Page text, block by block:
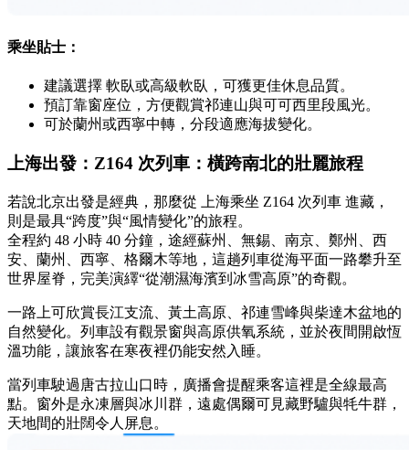
乘坐貼士：
建議選擇 軟臥或高級軟臥，可獲更佳休息品質。
預訂靠窗座位，方便觀賞祁連山與可可西里段風光。
可於蘭州或西寧中轉，分段適應海拔變化。
上海出發：Z164 次列車：橫跨南北的壯麗旅程
若說北京出發是經典，那麼從 上海乘坐 Z164 次列車 進藏，
則是最具“跨度”與“風情變化”的旅程。
全程約 48 小時 40 分鐘，途經蘇州、無錫、南京、鄭州、西
安、蘭州、西寧、格爾木等地，這趟列車從海平面一路攀升至
世界屋脊，完美演繹“從潮濕海濱到冰雪高原”的奇觀。
一路上可欣賞長江支流、黃土高原、祁連雪峰與柴達木盆地的
自然變化。列車設有觀景窗與高原供氧系統，並於夜間開啟恆
溫功能，讓旅客在寒夜裡仍能安然入睡。
當列車駛過唐古拉山口時，廣播會提醒乘客這裡是全線最高
點。窗外是永凍層與冰川群，遠處偶爾可見藏野驢與牦牛群，
天地間的壯闊令人屏息。